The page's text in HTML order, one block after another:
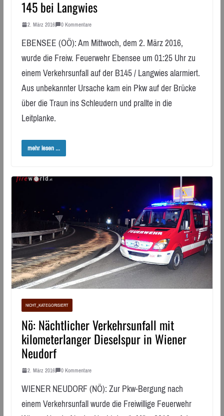
145 bei Langwies
2. März 2016 0 Kommentare
EBENSEE (OÖ): Am Mittwoch, dem 2. März 2016,
wurde die Freiw. Feuerwehr Ebensee um 01:25 Uhr zu
einem Verkehrsunfall auf der B145 / Langwies alarmiert.
Aus unbekannter Ursache kam ein Pkw auf der Brücke
über die Traun ins Schleudern und prallte in die
Leitplanke.
mehr lesen ...
NICHT_KATEGORISIERT
Nö: Nächtlicher Verkehrsunfall mit
kilometerlanger Dieselspur in Wiener
Neudorf
2. März 2016 0 Kommentare
WIENER NEUDORF (NÖ): Zur Pkw-Bergung nach
einem Verkehrsunfall wurde die Freiwillige Feuerwehr